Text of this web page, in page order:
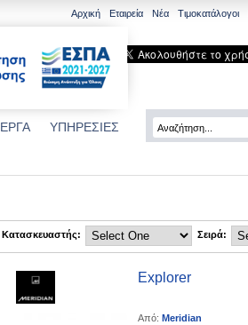
Αρχική Εταιρεία Νέα Tιμοκατάλογοι
ΕΡΓΑ ΥΠΗΡΕΣΙΕΣ Search
Κατασκευαστής: Σειρά:
Explorer
Από: Meridian